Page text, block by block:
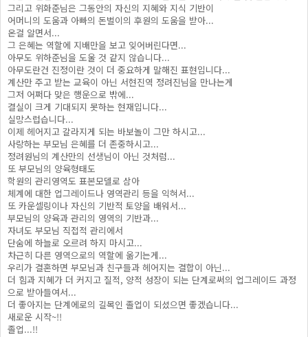
그리고 위화준님은 그동안의 자신의 지혜와 지식 기반이
어머니의 도움과 아빠의 돈벌이의 후원의 도움을 받아...
온걸 알면서...
그 은혜는 역할에 지배만을 보고 잊어버린다면...
아무도 위하준님을 도울 것 같지 않습니다...
아무도란건 진정이란 것이 더 중요하게 말해진 표현입니다...
계산만 주고 받는 교육이 아닌 서현진역 정려진님을 만나는게
그저 어쩌다 맞은 행운으로 밖에...
결실이 크게 기대되지 못하는 현재입니다...
실망스럽습니다...
이제 헤어지고 갈라지게 되는 바보놀이 그만 하시고...
사랑하는 부모님 은혜를 더 존중하시고...
정려원님의 계산만의 선생님이 아닌 것처럼...
또 부모님의 양육형태도
학원의 관리영역도 표본모델로 삼아
체계에 대한 업그레이드나 영역관리 등을 익혀서...
또 카운셀링이나 자신의 기반적 토양을 배워서...
부모님의 양육과 관리의 영역의 기반과...
자녀도 부모님 직접적 관리에서
단숨에 하늘로 오르려 하지 마시고...
차근히 다른 영역으로의 역할에 옮기는게...
우리가 결혼하면 부모님과 친구들과 헤어지는 결합이 아닌...
더 힘과 지혜가 더 커지고 질적, 양적 성장이 되는 단계로써의 업그레이드 과정
으로 받아들여서...
더 좋아지는 단계에로의 길목인 졸업이 되셨으면 좋겠습니다...
새로운 시작~!!
졸업...!!